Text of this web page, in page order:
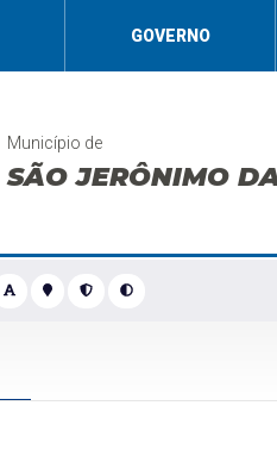
GOVERNO
Município de
SÃO JERÔNIMO